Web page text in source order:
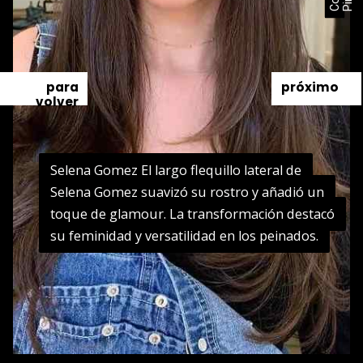
Selena Gomez El largo flequillo lateral de
Selena Gomez suavizó su rostro y añadió un
toque de glamour. La transformación destacó
su feminidad y versatilidad en los peinados.
Selena Gomez El largo flequillo lateral de
Selena Gomez suavizó su rostro y añadió un
toque de glamour. La transformación destacó
su feminidad y versatilidad en los peinados.
próximo
para
volver